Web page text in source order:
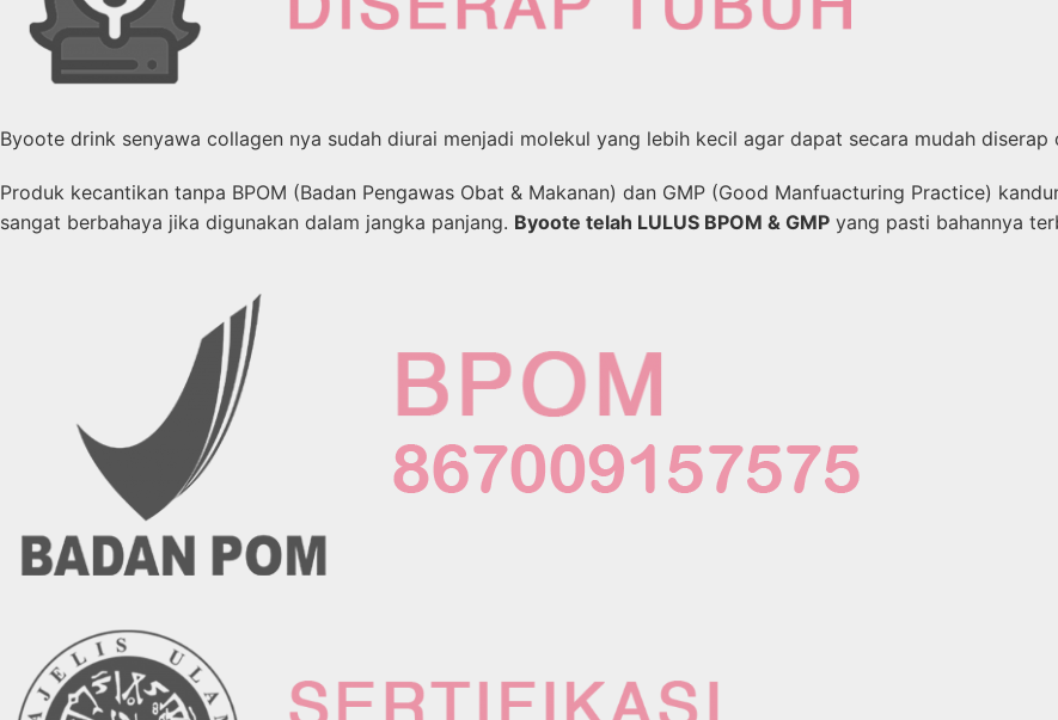
Byoote drink senyawa collagen nya sudah diurai menjadi molekul yang lebih kecil agar dapat secara mudah diserap
Produk kecantikan tanpa BPOM (Badan Pengawas Obat & Makanan) dan GMP (Good Manfuacturing Practice)
sangat berbahaya jika digunakan dalam jangka panjang. Byoote telah LULUS BPOM & GMP yang pasti bahannya